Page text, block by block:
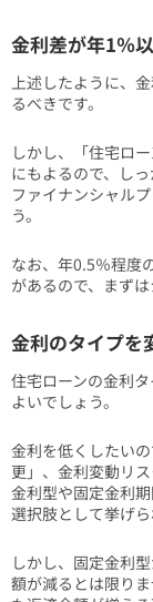
金利差が年1％
上述したように、
るべきです。
しかし、「住宅ロ
にもよるので、し
ファイナンシャル
う。
なお、年0.5％程度
があるので、まず
金利のタイプを
住宅ローンの金利
よいでしょう。
金利を低くしたい
更」、金利変動リ
金利型や固定金利
選択肢として挙げら
しかし、固定金利
額が減るとは限り